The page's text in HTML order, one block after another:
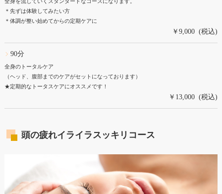
＊先ずは体験してみたい方
＊体調が整い始めてからの定期ケアに
￥9,000 (税込)
90分
全身のトータルケア
（ヘッド、腹部までのケアがセットになっております）
★定期的なトータスケアにオススメです！
￥13,000 (税込)
頭の疲れイライラスッキリコース